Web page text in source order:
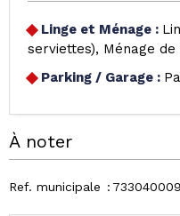
Linge et Ménage :
serviettes)
Ménage
Parking / Garage :
À noter
Ref. municipale